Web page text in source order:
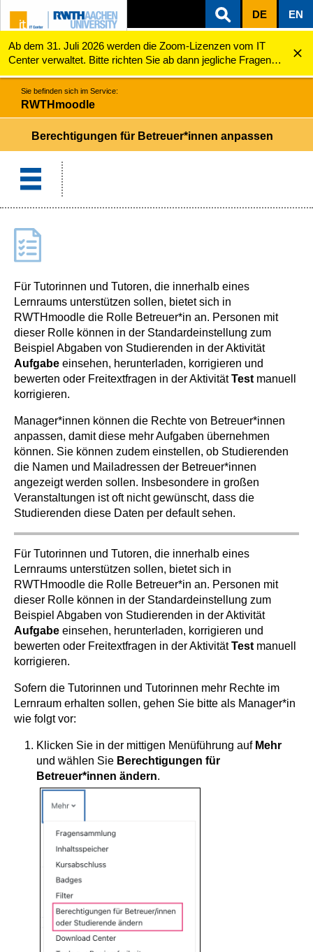
ZUM INHALTSBEREICH
ZUR HAUPTNAVIGATION
ZUR SUCHE
DE EN
Ab dem 31. Juli 2026 werden die Zoom-Lizenzen vom IT
Center verwaltet. Bitte richten Sie ab dann jegliche Fragen
zu den Zoom-Lizenzen (z.B. Probleme mit dem Login) an
servicedesk@itc.rwth-aachen.de.
RWTHmoodle
Sie befinden sich im Service:
RWTHmoodle
Berechtigungen für Betreuer*innen anpassen
Für Tutorinnen und Tutoren, die innerhalb eines
Lernraums unterstützen sollen, bietet sich in
RWTHmoodle die Rolle Betreuer*in an. Personen mit
dieser Rolle können in der Standardeinstellung zum
Beispiel Abgaben von Studierenden in der Aktivität
Aufgabe einsehen, herunterladen, korrigieren und
bewerten oder Freitextfragen in der AktivitätTest manuell
korrigieren.
Manager*innen können die Rechte von Betreuer*innen
anpassen, damit diese mehr Aufgaben übernehmen
können. Sie können zudem einstellen, ob Studierenden
die Namen und Mailadressen der Betreuer*innen
angezeigt werden sollen. Insbesondere in großen
Veranstaltungen ist oft nicht gewünscht, dass die
Studierenden diese Daten per default sehen.
Für Tutorinnen und Tutoren, die innerhalb eines
Lernraums unterstützen sollen, bietet sich in
RWTHmoodle die Rolle Betreuer*in an. Personen mit
dieser Rolle können in der Standardeinstellung zum
Beispiel Abgaben von Studierenden in der Aktivität
Aufgabe einsehen, herunterladen, korrigieren und
bewerten oder Freitextfragen in der AktivitätTest manuell
korrigieren.
Sofern die Tutorinnen und Tutorinnen mehr Rechte im
Lernraum erhalten sollen, gehen Sie bitte als Manager*in
wie folgt vor:
Klicken Sie in der mittigen Menüführung auf Mehr
und wählen Sie Berechtigungen für
Betreuer*innen ändern.